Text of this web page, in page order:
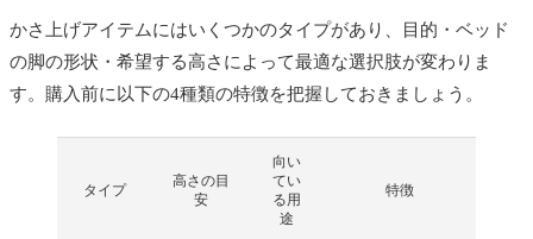
かさ上げアイテムにはいくつかのタイプがあり、目的・ベッド
の脚の形状・希望する高さによって最適な選択肢が変わりま
す。購入前に以下の4種類の特徴を把握しておきましょう。
タイプ
高さの目
安
向い
てい
る用
途
特徴